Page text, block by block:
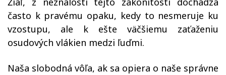
často k pravému opaku, kedy to nesmeruje ku
vzostupu, ale k ešte väčšiemu zaťaženiu
osudových vlákien medzi ľuďmi.
Naša slobodná vôľa, ak sa opiera o naše správne